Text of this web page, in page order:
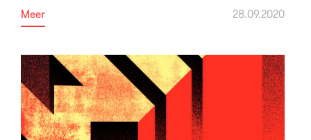
Meer
28.09.2020